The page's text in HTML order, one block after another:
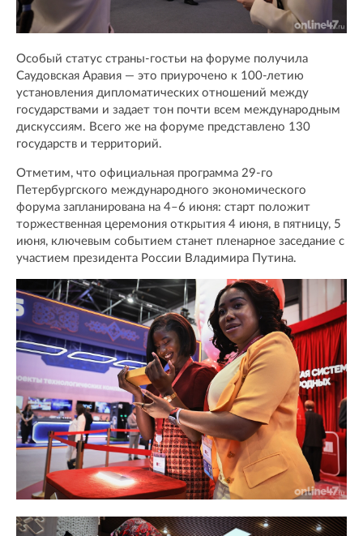
Особый статус страны-гостьи на форуме получила
Саудовская Аравия — это приурочено к 100-летию
установления дипломатических отношений между
государствами и задает тон почти всем международным
дискуссиям. Всего же на форуме представлено 130
государств и территорий.
Отметим, что официальная программа 29-го
Петербургского международного экономического
форума запланирована на 4–6 июня: старт положит
торжественная церемония открытия 4 июня, в пятницу, 5
июня, ключевым событием станет пленарное заседание с
участием президента России Владимира Путина.